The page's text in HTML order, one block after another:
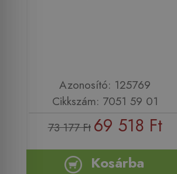
Azonosító: 125769
Cikkszám: 7051 59 01
73 177 Ft 69 518 Ft
Kosárba